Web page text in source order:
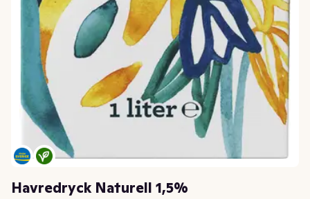
Havredryck Naturell 1,5%